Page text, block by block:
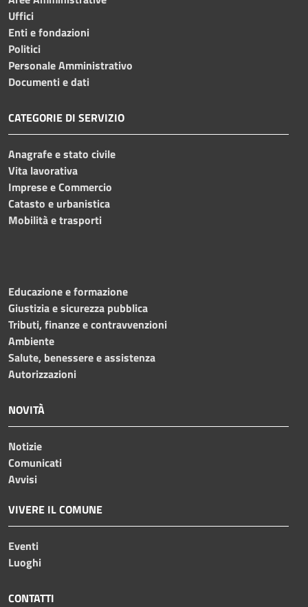
Uffici
Enti e fondazioni
Politici
Personale Amministrativo
Documenti e dati
CATEGORIE DI SERVIZIO
Anagrafe e stato civile
Vita lavorativa
Imprese e Commercio
Catasto e urbanistica
Mobilità e trasporti
Educazione e formazione
Giustizia e sicurezza pubblica
Tributi, finanze e contravvenzioni
Ambiente
Salute, benessere e assistenza
Autorizzazioni
NOVITÀ
Notizie
Comunicati
Avvisi
VIVERE IL COMUNE
Eventi
Luoghi
CONTATTI